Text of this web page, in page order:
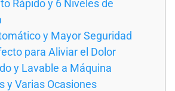
Rápido y 6 Niveles de
y Mayor Seguridad
para Aliviar el Dolor
y Lavable a Máquina
y Varias Ocasiones